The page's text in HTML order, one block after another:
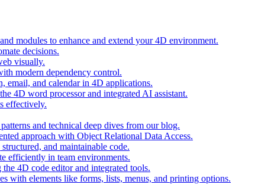
modules to enhance and extend your 4D environment.
decisions.
visually.
modern dependency control.
email, and calendar in 4D applications.
4D word processor and integrated AI assistant.
effectively.
and technical deep dives from our blog.
approach with Object Relational Data Access.
and maintainable code.
efficiently in team environments.
4D code editor and integrated tools.
with elements like forms, lists, menus, and printing options.